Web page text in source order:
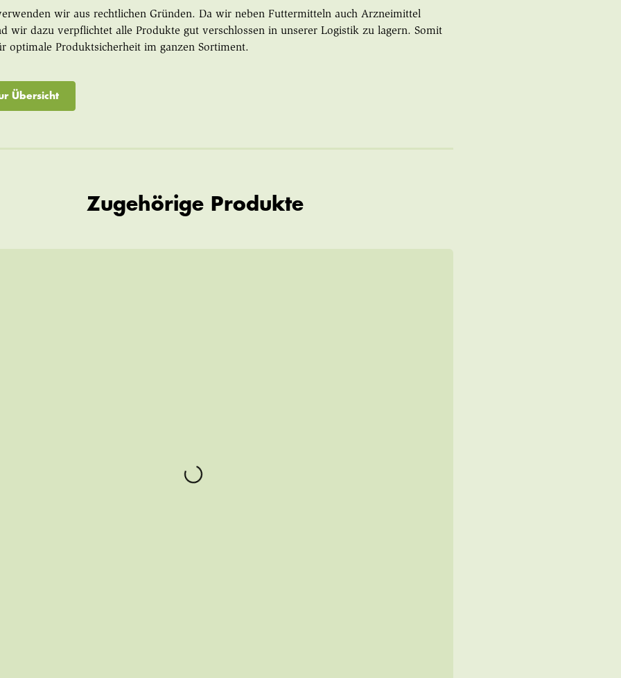
wir aus rechtlichen Gründen. Da wir neben Futtermitteln auch Arzneimittel
wir dazu verpflichtet alle Produkte gut verschlossen in unserer Logistik zu lagern. Somit
optimale Produktsicherheit im ganzen Sortiment.
Übersicht
Zugehörige Produkte